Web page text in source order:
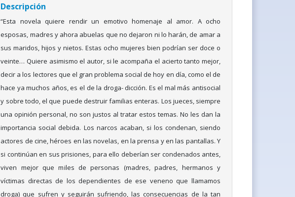
Descripción
“Esta novela quiere rendir un emotivo homenaje al amor. A ocho
esposas, madres y ahora abuelas que no dejaron ni lo harán, de amar a
sus maridos, hijos y nietos. Estas ocho mujeres bien podrían ser doce o
veinte… Quiere asimismo el autor, si le acompaña el acierto tanto mejor,
decir a los lectores que el gran problema social de hoy en día, como el de
hace ya muchos años, es el de la droga- dicción. Es el mal más antisocial
y sobre todo, el que puede destruir familias enteras. Los jueces, siempre
una opinión personal, no son justos al tratar estos temas. No les dan la
importancia social debida. Los narcos acaban, si los condenan, siendo
actores de cine, héroes en las novelas, en la prensa y en las pantallas. Y
si continúan en sus prisiones, para ello deberían ser condenados antes,
viven mejor que miles de personas (madres, padres, hermanos y
víctimas directas de los dependientes de ese veneno que llamamos
droga) que sufren y seguirán sufriendo, las consecuencias de la tan